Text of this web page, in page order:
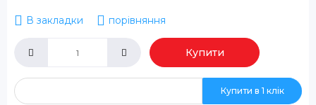
В закладки порівняння
Купити
Купити в 1 клік